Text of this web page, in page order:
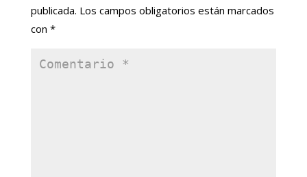
publicada. Los campos obligatorios están marcados
con *